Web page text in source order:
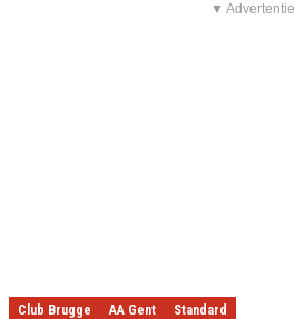
▼ Advertentie
Club Brugge AA Gent Standard